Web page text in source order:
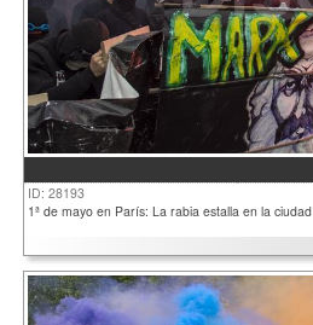
ID: 28193
1ª de mayo en París: La rabia estalla en la ciudad